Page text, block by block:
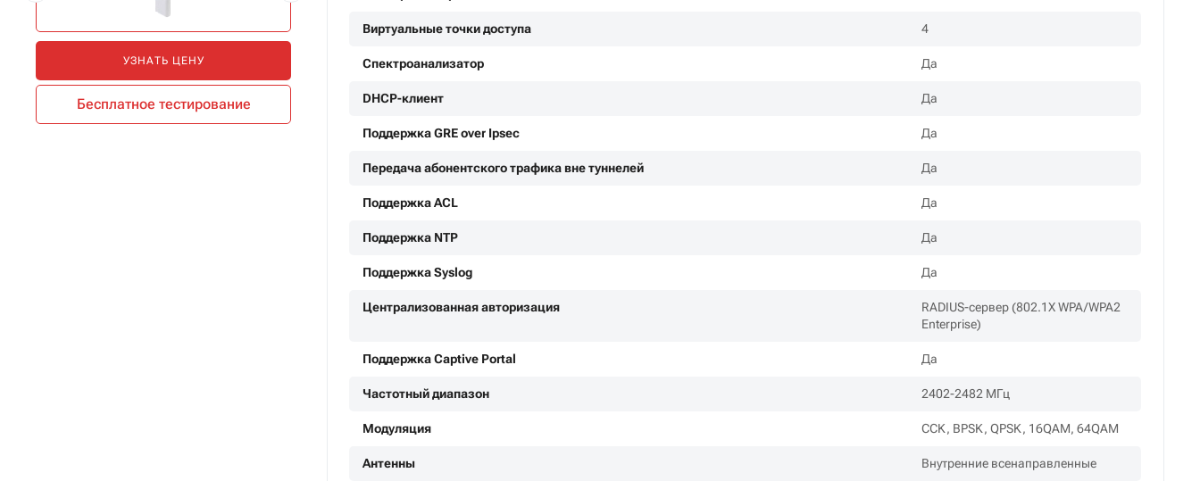
УЗНАТЬ ЦЕНУ
Бесплатное тестирование
Виртуальные точки доступа 4
Спектроанализатор Да
DHCP-клиент Да
Поддержка GRE over Ipsec Да
Передача абонентского трафика вне туннелей Да
Поддержка ACL Да
Поддержка NTP Да
Поддержка Syslog Да
Централизованная авторизация
RADIUS-сервер (802.1X WPA/WPA2
Enterprise)
Поддержка Captive Portal Да
Частотный диапазон 2402-2482 МГц
Модуляция CCK, BPSK, QPSK, 16QAM, 64QAM
Антенны Внутренние всенаправленные